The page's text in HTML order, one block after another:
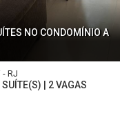
NO CONDOMÍNIO A
RJ
| 2 VAGAS